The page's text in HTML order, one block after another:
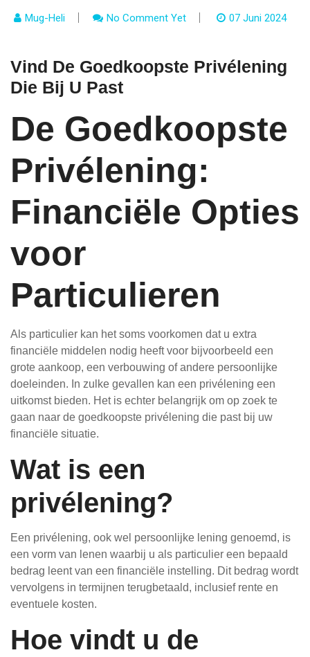
Mug-Heli No Comment Yet 07 Juni 2024
Vind De Goedkoopste Privélening
Die Bij U Past
De Goedkoopste
Privélening:
Financiële Opties
voor
Particulieren
Als particulier kan het soms voorkomen dat u extra
financiële middelen nodig heeft voor bijvoorbeeld een
grote aankoop, een verbouwing of andere persoonlijke
doeleinden. In zulke gevallen kan een privélening een
uitkomst bieden. Het is echter belangrijk om op zoek te
gaan naar de goedkoopste privélening die past bij uw
financiële situatie.
Wat is een
privélening?
Een privélening, ook wel persoonlijke lening genoemd, is
een vorm van lenen waarbij u als particulier een bepaald
bedrag leent van een financiële instelling. Dit bedrag wordt
vervolgens in termijnen terugbetaald, inclusief rente en
eventuele kosten.
Hoe vindt u de